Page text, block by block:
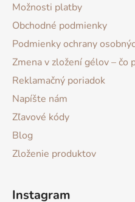
Možnosti platby
Obchodné podmienky
Podmienky ochrany
Zmena v zložení gélov –
Reklamačný poriadok
Napíšte nám
Zľavové kódy
Blog
Zloženie produktov
Instagram